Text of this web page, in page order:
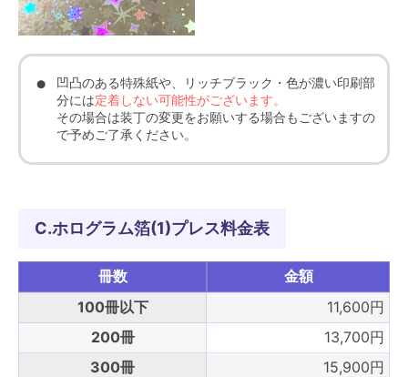
凹凸のある特殊紙や、リッチブラック・色が濃い印刷部
分には定着しない可能性がございます。
その場合は装丁の変更をお願いする場合もございますの
で予めご了承ください。
C.ホログラム箔(1)プレス料金表
冊数
金額
100冊以下
11,600円
200冊
13,700円
300冊
15,900円